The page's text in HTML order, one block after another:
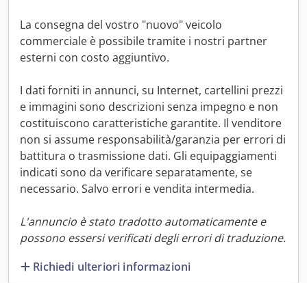
La consegna del vostro "nuovo" veicolo
commerciale è possibile tramite i nostri partner
esterni con costo aggiuntivo.
I dati forniti in annunci, su Internet, cartellini prezzi
e immagini sono descrizioni senza impegno e non
costituiscono caratteristiche garantite. Il venditore
non si assume responsabilità/garanzia per errori di
battitura o trasmissione dati. Gli equipaggiamenti
indicati sono da verificare separatamente, se
necessario. Salvo errori e vendita intermedia.
L'annuncio è stato tradotto automaticamente e
possono essersi verificati degli errori di traduzione.
Richiedi ulteriori informazioni